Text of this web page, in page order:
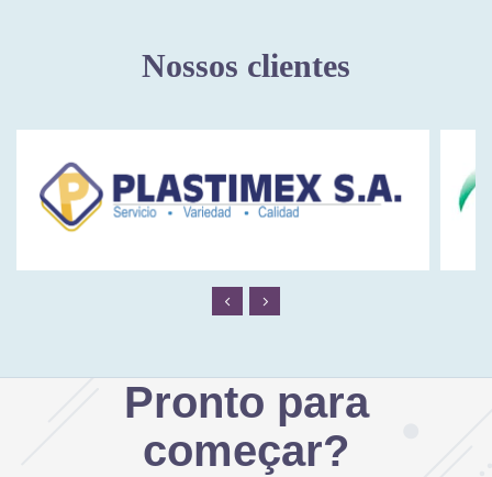
Nossos clientes
Pronto para
começar?